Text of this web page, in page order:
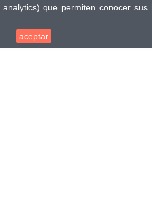
que permiten conocer
aceptar